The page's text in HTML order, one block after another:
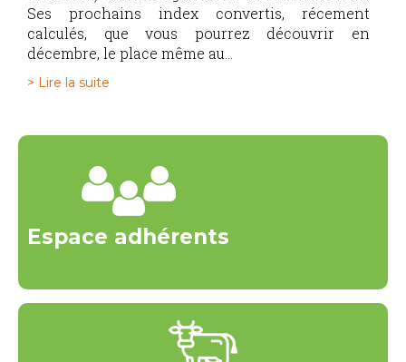
Ses prochains index convertis, récement
calculés, que vous pourrez découvrir en
décembre, le place même au...
> Lire la suite
Espace adhérents